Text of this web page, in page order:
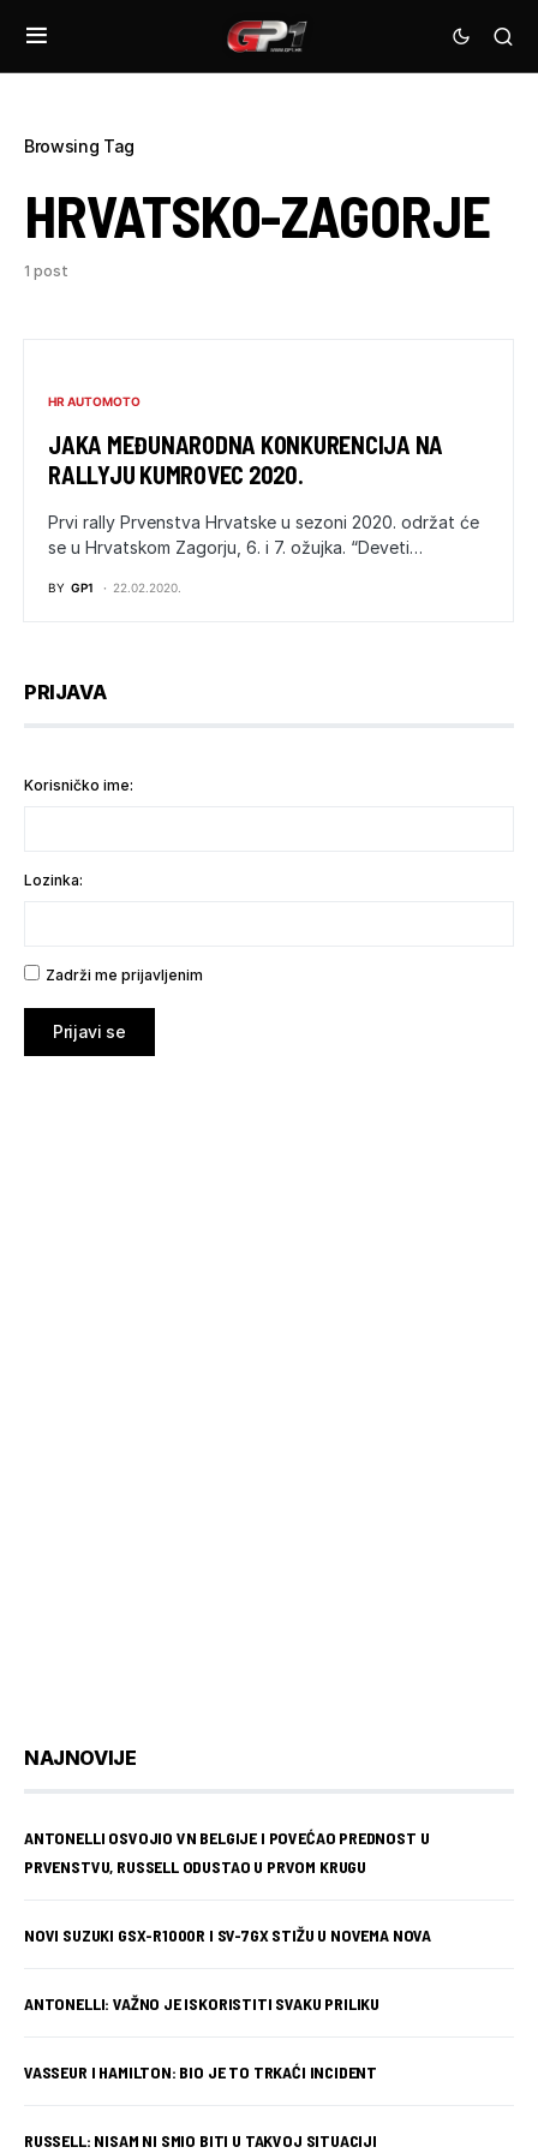
Browsing Tag
HRVATSKO-ZAGORJE
1 post
HR AUTOMOTO
JAKA MEĐUNARODNA KONKURENCIJA NA
RALLYJU KUMROVEC 2020.
Prvi rally Prvenstva Hrvatske u sezoni 2020. održat će
se u Hrvatskom Zagorju, 6. i 7. ožujka. “Deveti…
BY GP1 22.02.2020.
PRIJAVA
Korisničko ime:
Lozinka:
Zadrži me prijavljenim
Prijavi se
NAJNOVIJE
ANTONELLI OSVOJIO VN BELGIJE I POVEĆAO PREDNOST U
PRVENSTVU, RUSSELL ODUSTAO U PRVOM KRUGU
NOVI SUZUKI GSX-R1000R I SV-7GX STIŽU U NOVEMA NOVA
ANTONELLI: VAŽNO JE ISKORISTITI SVAKU PRILIKU
VASSEUR I HAMILTON: BIO JE TO TRKAĆI INCIDENT
RUSSELL: NISAM NI SMIO BITI U TAKVOJ SITUACIJI